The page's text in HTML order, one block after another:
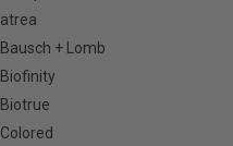
atrea
Bausch + Lomb
Biofinity
Biotrue
Colored